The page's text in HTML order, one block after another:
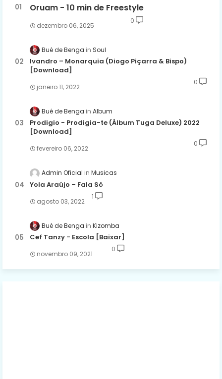
Oruam - 10 min de Freestyle
dezembro 06, 2025
0
Bué de Benga Soul
Ivandro – Monarquia (Diogo Piçarra & Bispo)
[Download]
janeiro 11, 2022
0
Bué de Benga Album
Prodigio - Prodigia-te (Álbum Tuga Deluxe) 2022
[Download]
fevereiro 06, 2022
0
Admin Oficial Musicas
Yola Araújo – Fala Só
agosto 03, 2022
1
Bué de Benga Kizomba
Cef Tanzy - Escola [Baixar]
novembro 09, 2021
0